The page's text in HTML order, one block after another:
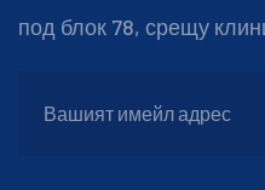
под блок 78, срещу